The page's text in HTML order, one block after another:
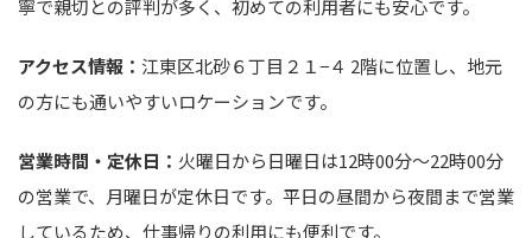
寧で親切との評判が多く、初めての利用者にも安心です。
アクセス情報： 江東区北砂６丁目２１−４ 2階に位置し、地元
の方にも通いやすいロケーションです。
営業時間・定休日： 火曜日から日曜日は12時00分～22時00分
の営業で、月曜日が定休日です。平日の昼間から夜間まで営業
しているため、仕事帰りの利用にも便利です。